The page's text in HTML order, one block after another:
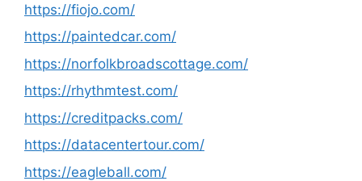
https://fiojo.com/
https://paintedcar.com/
https://norfolkbroadscottage.com/
https://rhythmtest.com/
https://creditpacks.com/
https://datacentertour.com/
https://eagleball.com/